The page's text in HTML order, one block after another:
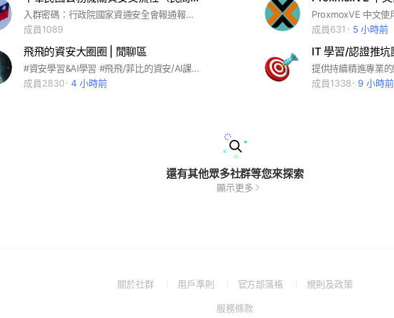
入群密碼：行政院國家資通安全會報通報的傳真電話，台北市去零貳。總共【捌碼】
成員1089
ProxmoxVE 中文使
成員631
5 小時前
飛飛的資安大圈圈 | 閒聊區
#資安學習&AI學習 #飛飛/菲比的資安/AI課程宣傳 #飛飛/菲比的資安/AI文章
成員2830
4 小時前
IT 學習/認證推坑
成員1338
9 小時前
還有其他眾多社群等您來探索
顯示更多
關於社群
(Open用戶準則
(Open
a
官方部落格
(Open規則及政策(Open
服務條款(Open